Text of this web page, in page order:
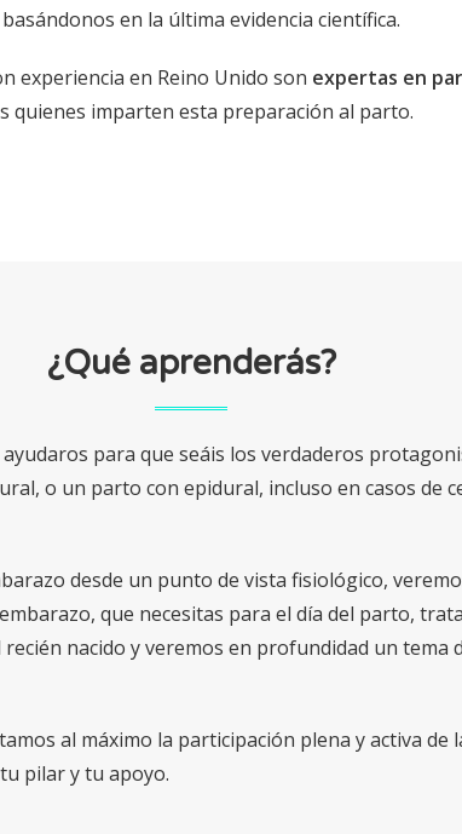
en la última evidencia científica.
experiencia en Reino Unido son expertas en
quienes imparten esta preparación al parto.
¿Qué aprenderás?
para que seáis los verdaderos
o un parto con epidural, incluso en casos de
desde un punto de vista fisiológico,
que necesitas para el día del parto,
nacido y veremos en profundidad un tema
al máximo la participación plena y activa de
pilar y tu apoyo.